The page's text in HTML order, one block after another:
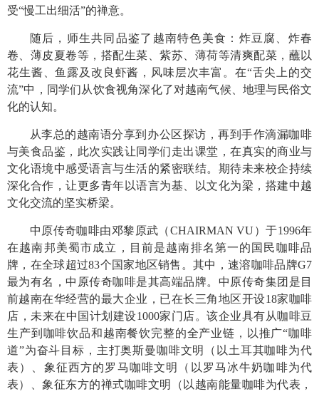
受“慢工出细活”的禅意。
随后，师生共同品鉴了越南特色美食：炸豆腐、炸春
卷、薄皮夏卷等，搭配生菜、紫苏、薄荷等清爽配菜，蘸以
花生酱、鱼露及改良虾酱，风味层次丰富。在“舌尖上的交
流”中，同学们从饮食视角深化了对越南气候、地理与民俗文
化的认知。
从李总的越南语分享到办公区探访，再到手作滴漏咖啡
与美食品鉴，此次实践让同学们走出课堂，在真实的商业与
文化语境中感受语言与生活的紧密联结。期待未来校企持续
深化合作，让更多青年以语言为基、以文化为梁，搭建中越
文化交流的坚实桥梁。
中原传奇咖啡由邓黎原武（CHAIRMAN VU ）于1996年
在越南邦美蜀市成立，目前是越南排名第一的国民咖啡品
牌，在全球超过83个国家地区销售。其中，速溶咖啡品牌G7
最为有名，中原传奇咖啡是其高端品牌。中原传奇集团是目
前越南在华经营的最大企业，已在长三角地区开设18家咖啡
店，未来在中国计划建设1000家门店。该企业具有从咖啡豆
生产到咖啡饮品和越南餐饮完整的全产业链，以推广“咖啡
道”为奋斗目标，主打奥斯曼咖啡文明（以土耳其咖啡为代
表）、象征西方的罗马咖啡文明（以罗马冰牛奶咖啡为代
表）、象征东方的禅式咖啡文明（以越南能量咖啡为代表，